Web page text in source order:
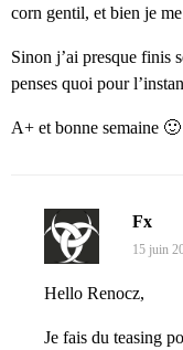
corn gentil, et bien je
Sinon j’ai presque finis
penses quoi pour
A+ et bonne semaine 🙂
Fx
15 juin
Hello Renocz,
Je fais du teasing